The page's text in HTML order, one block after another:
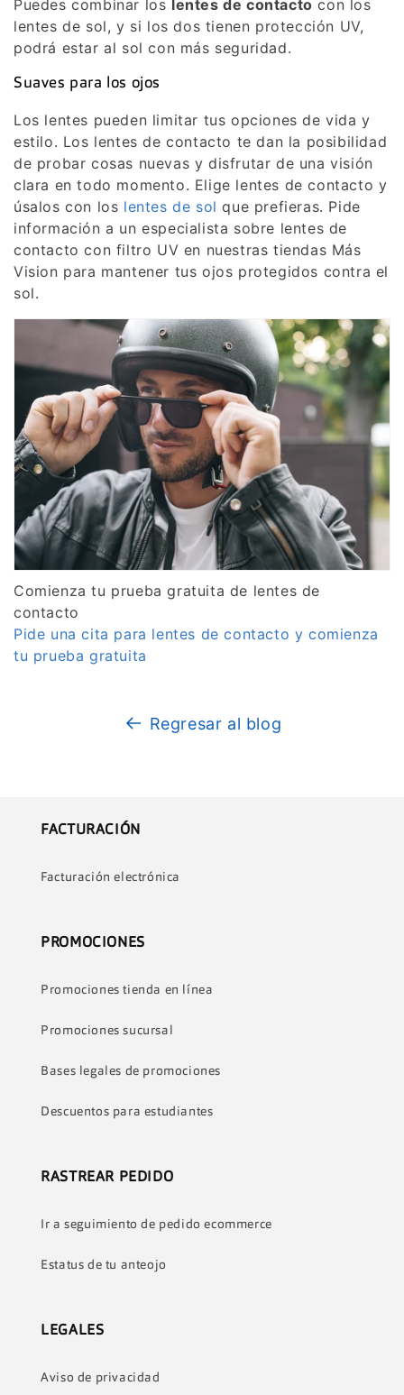
Puedes combinar los lentes de contacto con los
lentes de sol, y si los dos tienen protección UV,
podrá estar al sol con más seguridad.
Suaves para los ojos
Los lentes pueden limitar tus opciones de vida y
estilo. Los lentes de contacto te dan la posibilidad
de probar cosas nuevas y disfrutar de una visión
clara en todo momento. Elige lentes de contacto y
úsalos con los lentes de sol que prefieras. Pide
información a un especialista sobre lentes de
contacto con filtro UV en nuestras tiendas Más
Vision para mantener tus ojos protegidos contra el
sol.
Comienza tu prueba gratuita de lentes de
contacto
Pide una cita para lentes de contacto y comienza
tu prueba gratuita
Regresar al blog
FACTURACIÓN
Facturación electrónica
PROMOCIONES
Promociones tienda en línea
Promociones sucursal
Bases legales de promociones
Descuentos para estudiantes
RASTREAR PEDIDO
Ir a seguimiento de pedido ecommerce
Estatus de tu anteojo
LEGALES
Aviso de privacidad